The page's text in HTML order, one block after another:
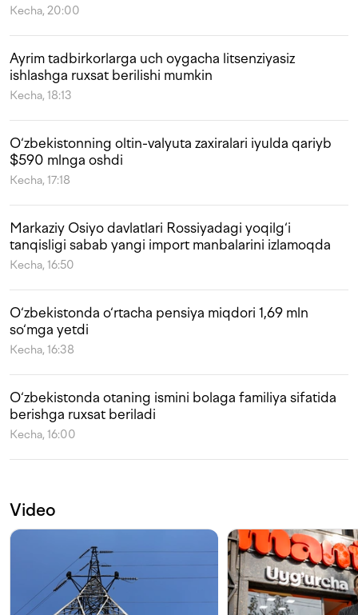
Kecha, 20:00
Ayrim tadbirkorlarga uch oygacha litsenziyasiz
ishlashga ruxsat berilishi mumkin
Kecha, 18:13
O‘zbekistonning oltin-valyuta zaxiralari iyulda qariyb
$590 mlnga oshdi
Kecha, 17:18
Markaziy Osiyo davlatlari Rossiyadagi yoqilg‘i
tanqisligi sabab yangi import manbalarini izlamoqda
Kecha, 16:50
O‘zbekistonda o‘rtacha pensiya miqdori 1,69 mln
so‘mga yetdi
Kecha, 16:38
O‘zbekistonda otaning ismini bolaga familiya sifatida
berishga ruxsat beriladi
Kecha, 16:00
Video